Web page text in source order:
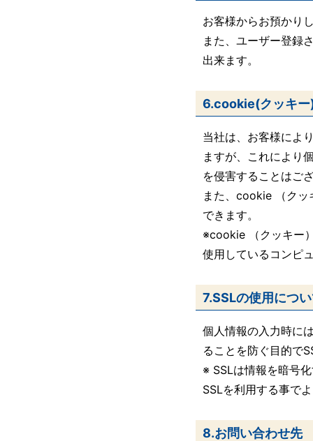
お客様からお預かり
また、ユーザー登録
出来ます。
6.cookie(クッキー
当社は、お客様によ
ますが、これにより
を侵害することはご
また、cookie （クッ
できます。
※cookie （クッキー
使用しているコンピ
7.SSLの使用につ
個人情報の入力時に
ることを防ぐ目的で
※ SSLは情報を暗号
SSLを利用する事で
8.お問い合わせ先